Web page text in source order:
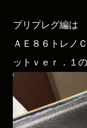
プリプレグ編は
ＡＥ８６トレノ
ットｖｅｒ．１